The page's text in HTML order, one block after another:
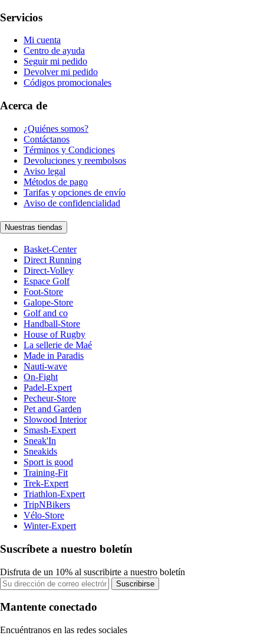
Servicios
Mi cuenta
Centro de ayuda
Seguir mi pedido
Devolver mi pedido
Códigos promocionales
Acerca de
¿Quiénes somos?
Contáctanos
Términos y Condiciones
Devoluciones y reembolsos
Aviso legal
Métodos de pago
Tarifas y opciones de envío
Aviso de confidencialidad
Nuestras tiendas
Basket-Center
Direct Running
Direct-Volley
Espace Golf
Foot-Store
Galope-Store
Golf and co
Handball-Store
House of Rugby
La sellerie de Maé
Made in Paradis
Nauti-wave
On-Fight
Padel-Expert
Pecheur-Store
Pet and Garden
Slowood Interior
Smash-Expert
Sneak'In
Sneakids
Sport is good
Training-Fit
Trek-Expert
Triathlon-Expert
TripNBikers
Vélo-Store
Winter-Expert
Suscríbete a nuestro boletín
Disfruta de un 10% al suscribirte a nuestro boletín
Suscribirse
Mantente conectado
Encuéntranos en las redes sociales